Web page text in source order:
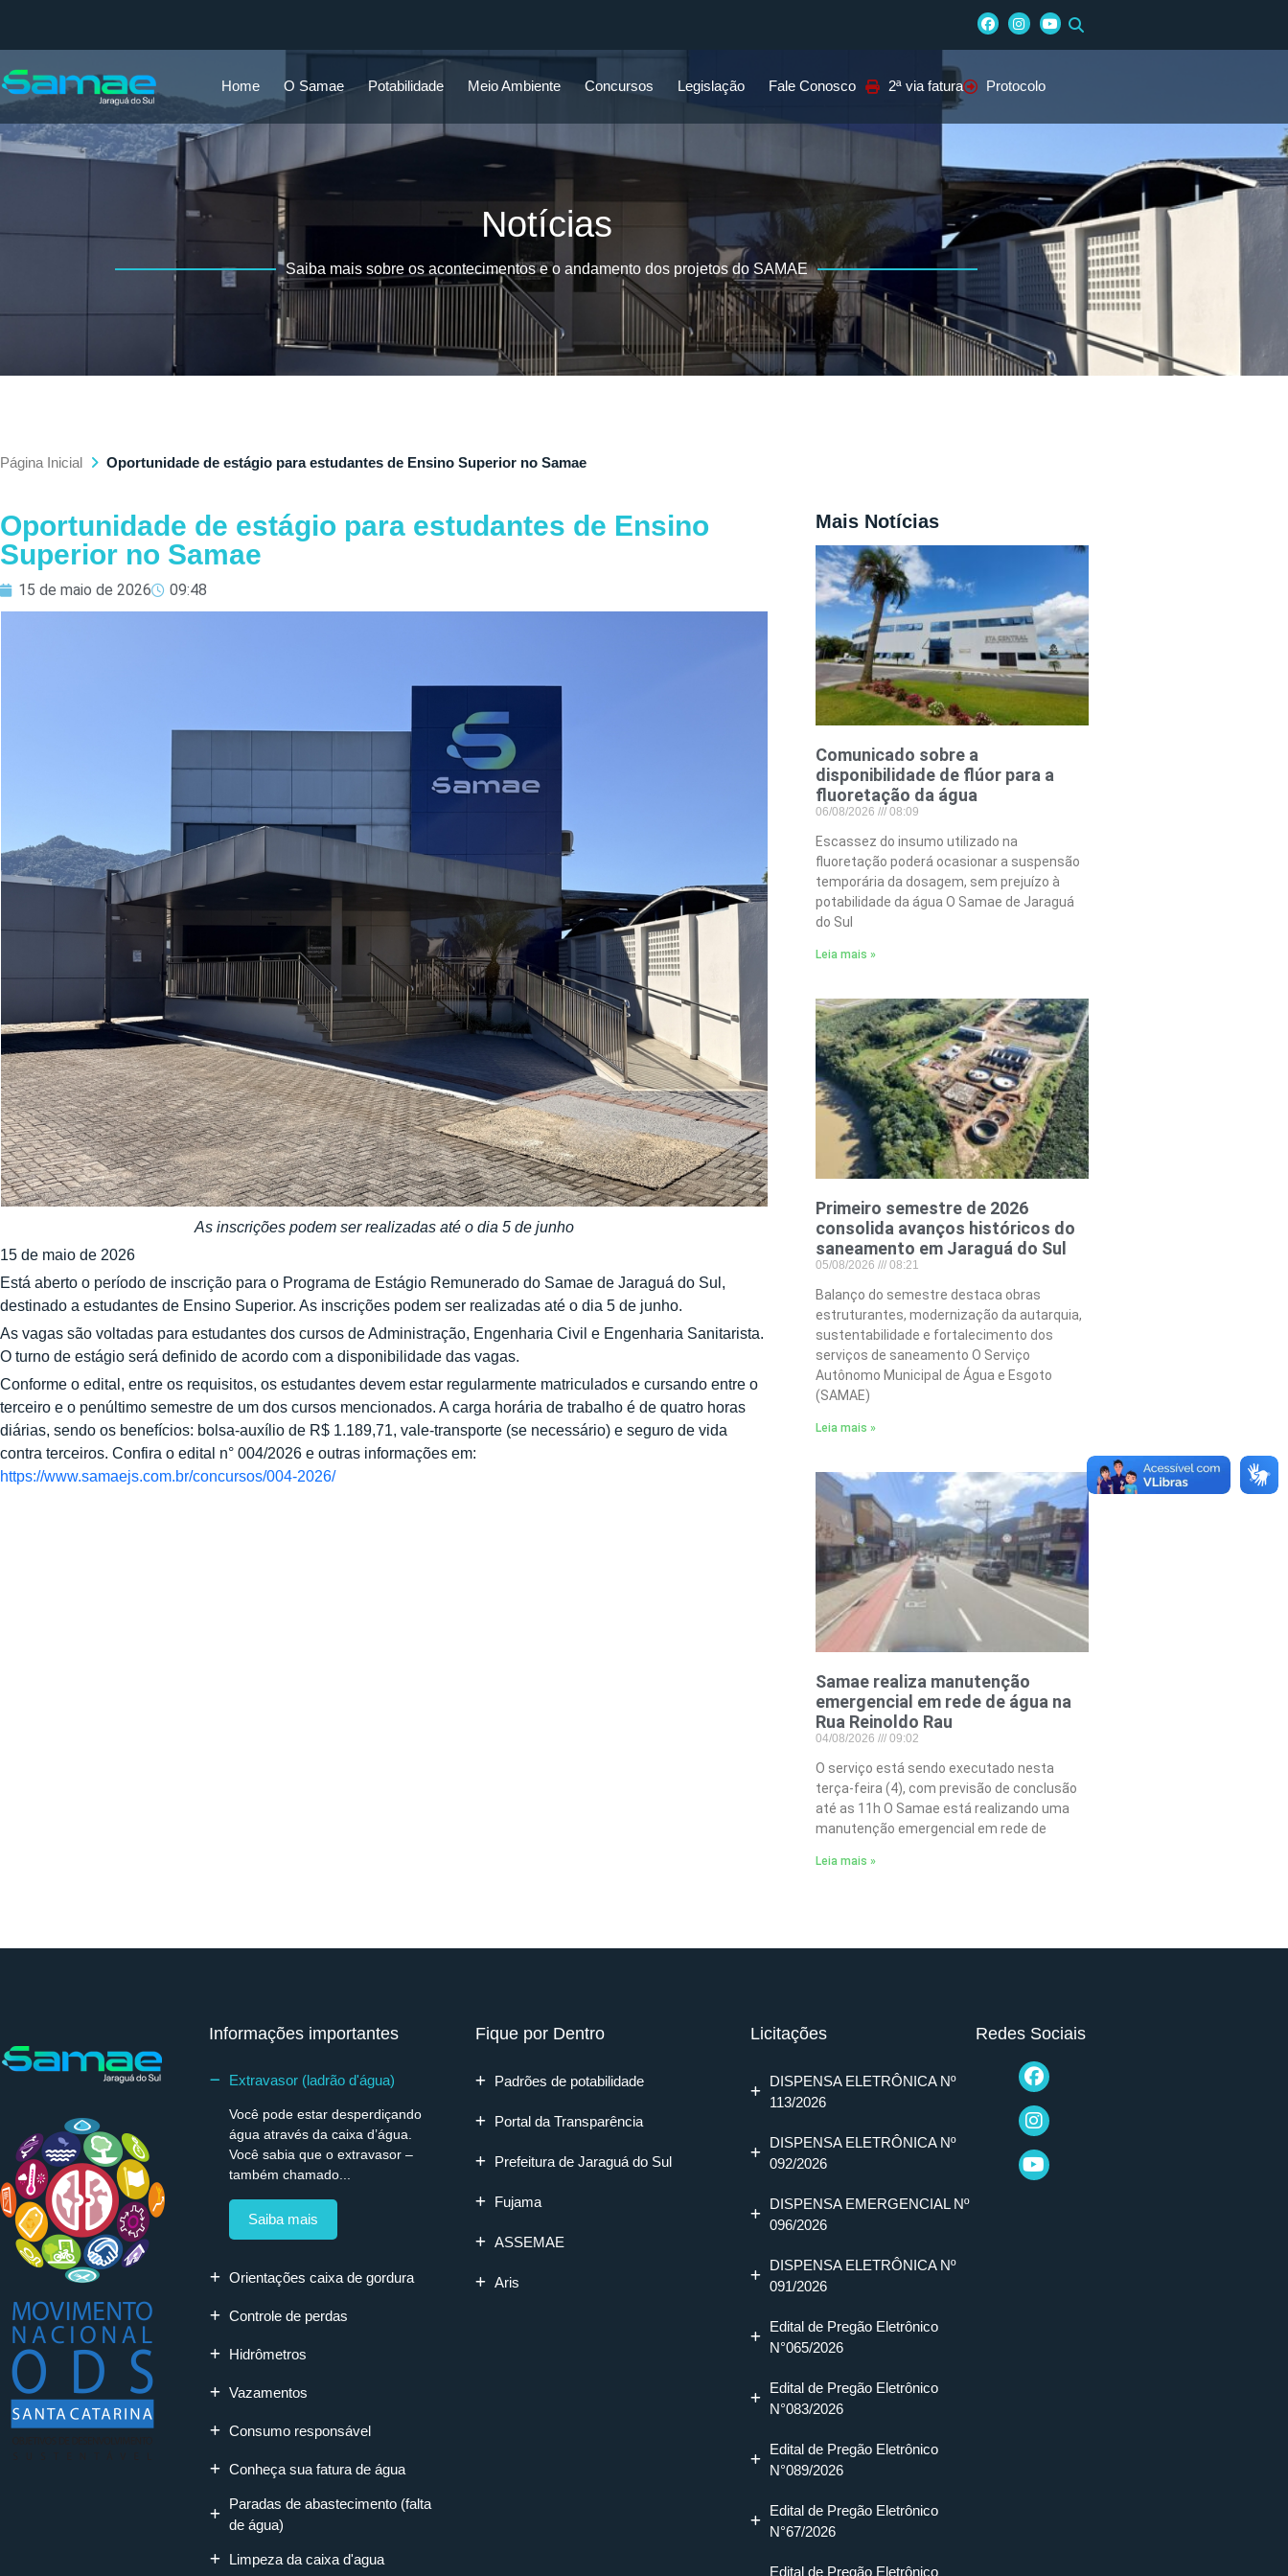
Home O Samae Potabilidade Meio Ambiente Concursos Legislação Fale Conosco 2ª via fatura Protocolo
Notícias
Saiba mais sobre os acontecimentos e o andamento dos projetos do SAMAE
Página Inicial Oportunidade de estágio para estudantes de Ensino Superior no Samae
Oportunidade de estágio para estudantes de Ensino
Superior no Samae
15 de maio de 2026 09:48
As inscrições podem ser realizadas até o dia 5 de junho
15 de maio de 2026
Está aberto o período de inscrição para o Programa de Estágio Remunerado do Samae de Jaraguá do Sul,
destinado a estudantes de Ensino Superior. As inscrições podem ser realizadas até o dia 5 de junho.
As vagas são voltadas para estudantes dos cursos de Administração, Engenharia Civil e Engenharia Sanitarista.
O turno de estágio será definido de acordo com a disponibilidade das vagas.
Conforme o edital, entre os requisitos, os estudantes devem estar regularmente matriculados e cursando entre o
terceiro e o penúltimo semestre de um dos cursos mencionados. A carga horária de trabalho é de quatro horas
diárias, sendo os benefícios: bolsa-auxílio de R$ 1.189,71, vale-transporte (se necessário) e seguro de vida
contra terceiros. Confira o edital n° 004/2026 e outras informações em:
https://www.samaejs.com.br/concursos/004-2026/
Mais Notícias
Comunicado sobre a
disponibilidade de flúor para a
fluoretação da água
06/08/2026 08:09
Escassez do insumo utilizado na
fluoretação poderá ocasionar a suspensão
temporária da dosagem, sem prejuízo à
potabilidade da água O Samae de Jaraguá
do Sul
Leia mais »
Primeiro semestre de 2026
consolida avanços históricos do
saneamento em Jaraguá do Sul
05/08/2026 08:21
Balanço do semestre destaca obras
estruturantes, modernização da autarquia,
sustentabilidade e fortalecimento dos
serviços de saneamento O Serviço
Autônomo Municipal de Água e Esgoto
(SAMAE)
Leia mais »
Samae realiza manutenção
emergencial em rede de água na
Rua Reinoldo Rau
04/08/2026 09:02
O serviço está sendo executado nesta
terça-feira (4), com previsão de conclusão
até as 11h O Samae está realizando uma
manutenção emergencial em rede de
Leia mais »
Informações importantes
Extravasor (ladrão d'água)
Você pode estar desperdiçando
água através da caixa d’água.
Você sabia que o extravasor –
também chamado...
Saiba mais
Orientações caixa de gordura
Controle de perdas
Hidrômetros
Vazamentos
Consumo responsável
Conheça sua fatura de água
Paradas de abastecimento (falta
de água)
Limpeza da caixa d'agua
Fique por Dentro
Padrões de potabilidade
Portal da Transparência
Prefeitura de Jaraguá do Sul
Fujama
ASSEMAE
Aris
Licitações
DISPENSA ELETRÔNICA Nº
113/2026
DISPENSA ELETRÔNICA Nº
092/2026
DISPENSA EMERGENCIAL Nº
096/2026
DISPENSA ELETRÔNICA Nº
091/2026
Edital de Pregão Eletrônico
N°065/2026
Edital de Pregão Eletrônico
N°083/2026
Edital de Pregão Eletrônico
N°089/2026
Edital de Pregão Eletrônico
N°67/2026
Edital de Pregão Eletrônico
Redes Sociais